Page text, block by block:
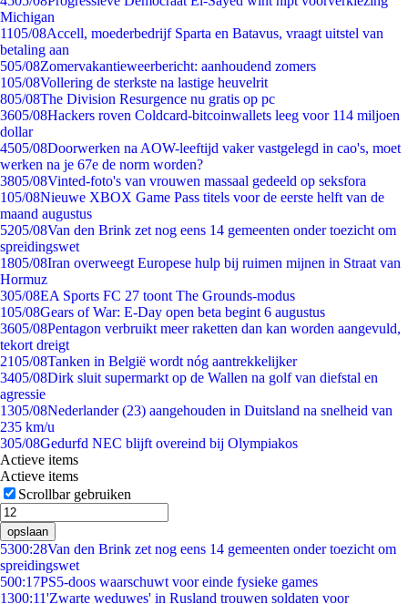
Michigan
1105/08Accell, moederbedrijf Sparta en Batavus, vraagt uitstel van
betaling aan
505/08Zomervakantieweerbericht: aanhoudend zomers
105/08Vollering de sterkste na lastige heuvelrit
805/08The Division Resurgence nu gratis op pc
3605/08Hackers roven Coldcard-bitcoinwallets leeg voor 114 miljoen
dollar
4505/08Doorwerken na AOW-leeftijd vaker vastgelegd in cao's, moet
werken na je 67e de norm worden?
3805/08Vinted-foto's van vrouwen massaal gedeeld op seksfora
105/08Nieuwe XBOX Game Pass titels voor de eerste helft van de
maand augustus
5205/08Van den Brink zet nog eens 14 gemeenten onder toezicht om
spreidingswet
1805/08Iran overweegt Europese hulp bij ruimen mijnen in Straat van
Hormuz
305/08EA Sports FC 27 toont The Grounds-modus
105/08Gears of War: E-Day open beta begint 6 augustus
3605/08Pentagon verbruikt meer raketten dan kan worden aangevuld,
tekort dreigt
2105/08Tanken in België wordt nóg aantrekkelijker
3405/08Dirk sluit supermarkt op de Wallen na golf van diefstal en
agressie
1305/08Nederlander (23) aangehouden in Duitsland na snelheid van
235 km/u
305/08Gedurfd NEC blijft overeind bij Olympiakos
Actieve items
Actieve items
Scrollbar gebruiken
opslaan
5300:28Van den Brink zet nog eens 14 gemeenten onder toezicht om
spreidingswet
500:17PS5-doos waarschuwt voor einde fysieke games
1300:11'Zwarte weduwes' in Rusland trouwen soldaten voor